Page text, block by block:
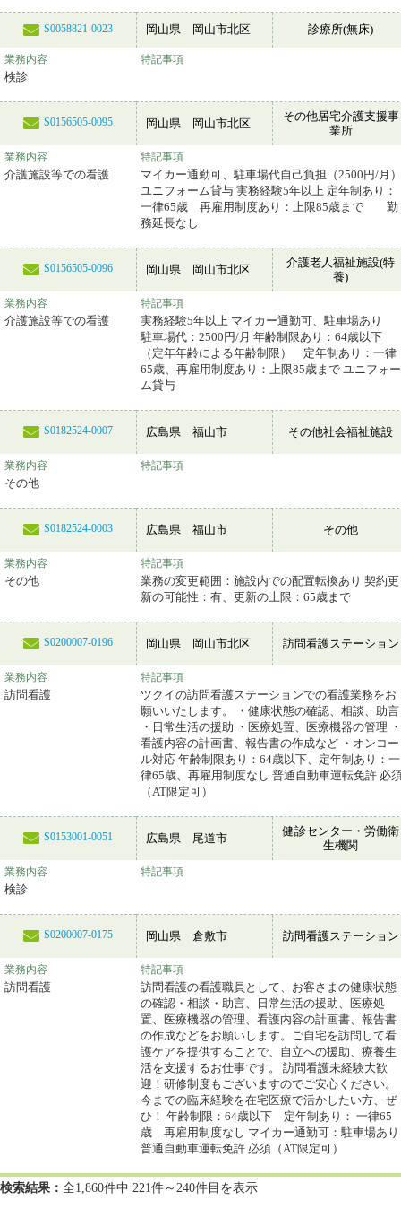
S0058821-0023 岡山県 岡山市北区 診療所(無床)
業務内容
検診
特記事項
S0156505-0095 岡山県 岡山市北区
その他居宅介護支援事
業所
業務内容
介護施設等での看護
特記事項
マイカー通勤可、駐車場代自己負担（2500円/月）
ユニフォーム貸与 実務経験5年以上 定年制あり：
一律65歳 再雇用制度あり：上限85歳まで 勤
務延長なし
S0156505-0096 岡山県 岡山市北区
介護老人福祉施設(特
養)
業務内容
介護施設等での看護
特記事項
実務経験5年以上 マイカー通勤可、駐車場あり
駐車場代：2500円/月 年齢制限あり：64歳以下
（定年年齢による年齢制限） 定年制あり：一律
65歳、再雇用制度あり：上限85歳まで ユニフォー
ム貸与
S0182524-0007 広島県 福山市 その他社会福祉施設
業務内容
その他
特記事項
S0182524-0003 広島県 福山市 その他
業務内容
その他
特記事項
業務の変更範囲：施設内での配置転換あり 契約更
新の可能性：有、更新の上限：65歳まで
S0200007-0196 岡山県 岡山市北区 訪問看護ステーション
業務内容
訪問看護
特記事項
ツクイの訪問看護ステーションでの看護業務をお
願いいたします。 ・健康状態の確認、相談、助言
・日常生活の援助 ・医療処置、医療機器の管理 ・
看護内容の計画書、報告書の作成など ・オンコー
ル対応 年齢制限あり：64歳以下、定年制あり：一
律65歳、再雇用制度なし 普通自動車運転免許 必
（AT限定可）
S0153001-0051 広島県 尾道市
健診センター・労働衛
生機関
業務内容
検診
特記事項
S0200007-0175 岡山県 倉敷市 訪問看護ステーション
業務内容
訪問看護
特記事項
訪問看護の看護職員として、お客さまの健康状態
の確認・相談・助言、日常生活の援助、医療処
置、医療機器の管理、看護内容の計画書、報告書
の作成などをお願いします。ご自宅を訪問して看
護ケアを提供することで、自立への援助、療養生
活を支援するお仕事です。 訪問看護未経験大歓
迎！研修制度もございますのでご安心ください。
今までの臨床経験を在宅医療で活かしたい方、ぜ
ひ！ 年齢制限：64歳以下 定年制あり： 一律65
歳 再雇用制度なし マイカー通勤可：駐車場あり
普通自動車運転免許 必須（AT限定可）
検索結果： 全1,860件中 221件～240件目を表示